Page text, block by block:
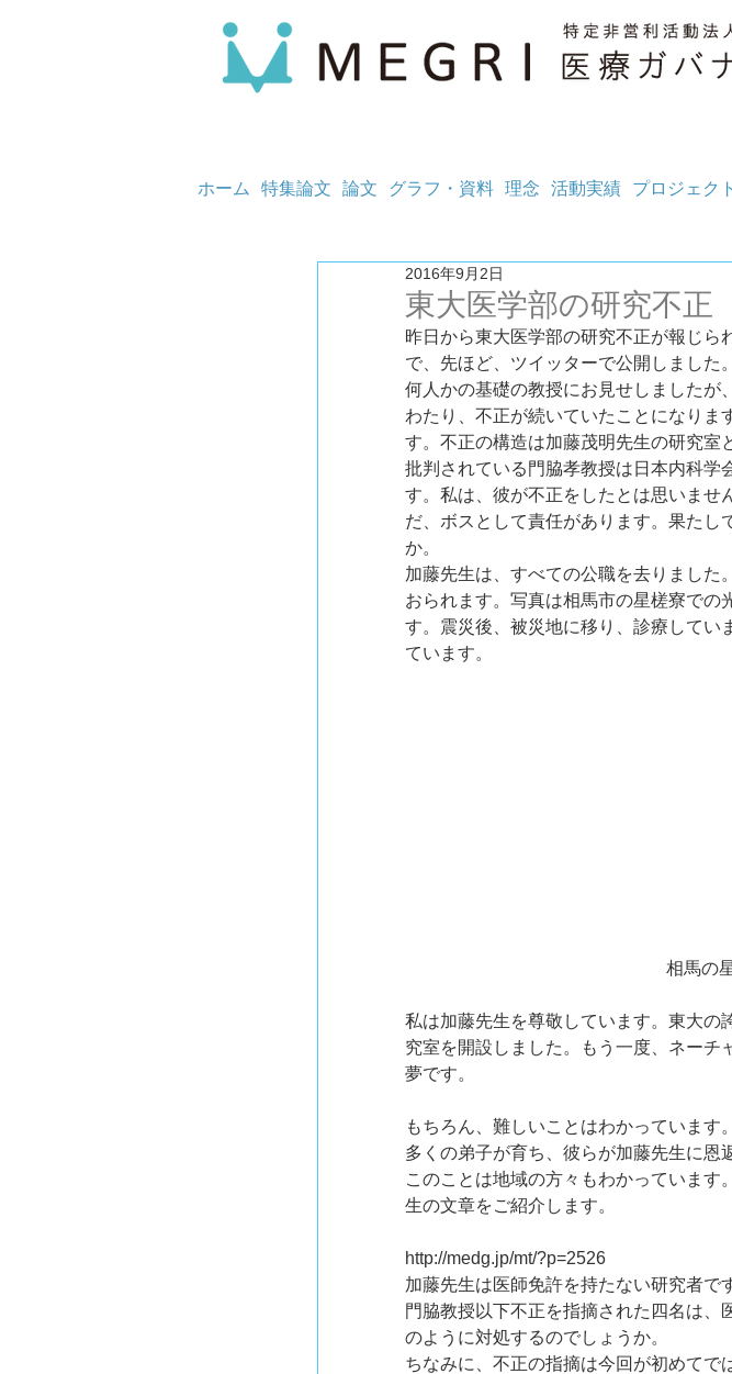
ホーム 特集論文 論文 グラフ・資料 理念 活動実績 プロジェクト
東大医学部の研究不正
2016年9月2日
昨日から東大医学部の研究不正が報じ
で、先ほど、ツイッターで公開しました。
何人かの基礎の教授にお見せしましたが
わたり、不正が続いていたことになり
す。不正の構造は加藤茂明先生の研究室
批判されている門脇孝教授は日本内科学
す。私は、彼が不正をしたとは思いませ
だ、ボスとして責任があります。果たし
か。
加藤先生は、すべての公職を去りました
おられます。写真は相馬市の星槎寮で
す。震災後、被災地に移り、診療してい
ています。
相馬の
私は加藤先生を尊敬しています。東大の
究室を開設しました。もう一度、ネー
夢です。
もちろん、難しいことはわかっています
多くの弟子が育ち、彼らが加藤先生に恩
このことは地域の方々もわかっていま
生の文章をご紹介します。
http://medg.jp/mt/?p=2526
加藤先生は医師免許を持たない研究者で
門脇教授以下不正を指摘された四名は
のように対処するのでしょうか。
ちなみに、不正の指摘は今回が初めてで